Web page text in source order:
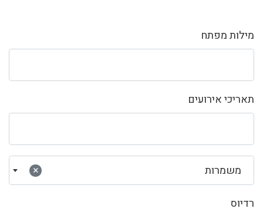
מילות מפתח
תאריכי אירועים
× משמרות
רדיוס